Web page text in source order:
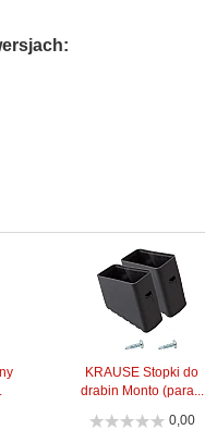
KRAUSE Stopki do
drabin Monto (para...
0,00